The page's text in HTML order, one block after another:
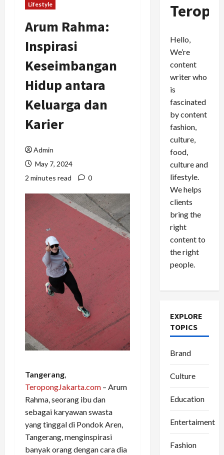
Lifestyle
Arum Rahma:
Inspirasi
Keseimbangan
Hidup antara
Keluarga dan
Karier
Admin
May 7, 2024
2 minutes read
0
Tangerang,
TeropongJakarta.com – Arum
Rahma, seorang ibu dan
sebagai karyawan swasta
yang tinggal di Pondok Aren,
Tangerang, menginspirasi
banyak orang dengan cara dia
Hello,
We’re
content
writer who
is
fascinated
by content
fashion,
culture,
food,
culture and
lifestyle.
We helps
clients
bring the
right
content to
the right
people.
EXPLORE
TOPICS
Brand
Culture
Education
Entertaiment
Fashion